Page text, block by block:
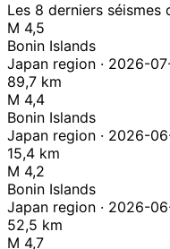
Les 8 derniers
M 4,5
Bonin Islands
Japan region · 2026-
89,7 km
M 4,4
Bonin Islands
Japan region · 2026-
15,4 km
M 4,2
Bonin Islands
Japan region · 2026-
52,5 km
M 4,7